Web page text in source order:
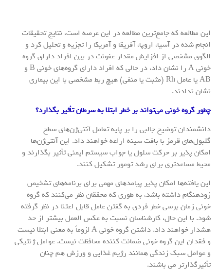
این مطالعه که جامع‌ترین مطالعه در این عرصه است، نتایج تحقیقات
انجام شده در آسیا، اروپا، آفریقا و آمریکا را تجزیه و تحلیل کرد و
الگوی مشخصی از افزایش مقدار عفونت در بین افراد دارای گروه
خونی A را نشان داد، در حالی که افراد دارای گروه‌های خونی B و
AB یا عامل Rh (مثبت یا منفی) هیچ ربط مشخصی با این بیماری
نشان ندادند.
چطور گروه خونی می‌تواند بر خطر ابتلا به سرطان تأثیر بگذارد؟
دانشمندان توضیح جالبی را بر پایه تعامل آنتی‌ژن‌های سطح
گلبول‌های قرمز با بافت سینه اراعه خواهند داد. این آنتی‌ژن‌ها
امکان پذیر بر حرکت سلول یا جواب سیستم ایمنی تأثیر بگذارند و
محیط مساعدتری برای رشد تومور تشکیل کنند.
این یافته‌ها امکان پذیر پیامد‌های مهمی برای برنامه‌های تشخیص
زودهنگام داشته باشد، به طوری که محققان نظر می‌کنند که گروه
خونی زمان برسی خطر فردی به گفتن عامل قابل اعتنا در نظر گرفته
شود. با این حال، کارشناسان نسبت به عکس العمل بیشتر از حد
هشدار خواهند داد. داشتن گروه خونی A لزوماً به معنی ابتلا نیست
و فقدان این گروه خونی ضمانت کننده محافظت نیست. عوامل ژنتیکی
و عوامل سبک زندگی همانند رژیم غذایی و ورزش هم چنان
تأثیرگذارتر می باشند.